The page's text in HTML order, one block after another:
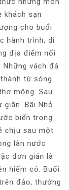
khách sạn
cho buổi
hành trình, di
địa điểm nổi
vách đá
từ sóng
mộng. Sau
giãn. Bãi Nhỏ
biển trong
chịu sau một
làn nước
đơn giản là
hiếm có. Buổi
đảo, thưởng